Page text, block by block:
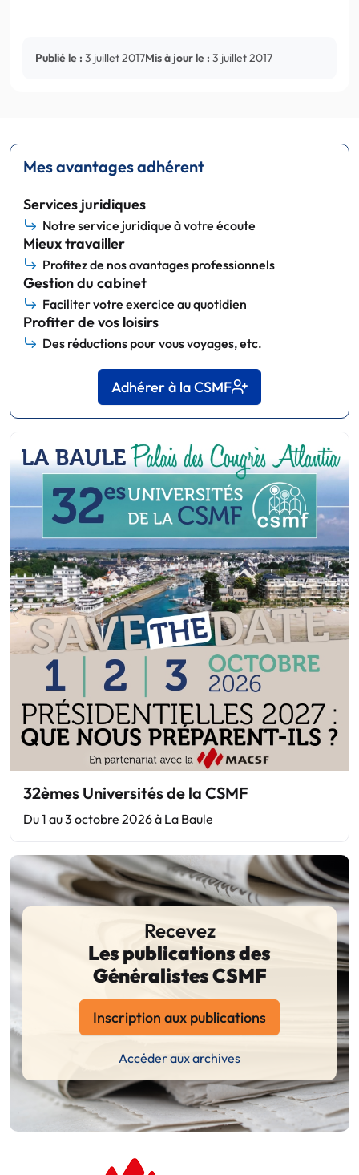
Publié le : 3 juillet 2017Mis à jour le : 3 juillet 2017
Mes avantages adhérent
Services juridiques
Notre service juridique à votre écoute
Mieux travailler
Profitez de nos avantages professionnels
Gestion du cabinet
Faciliter votre exercice au quotidien
Profiter de vos loisirs
Des réductions pour vous voyages, etc.
Adhérer à la CSMF
32èmes Universités de la CSMF
Du 1 au 3 octobre 2026 à La Baule
Recevez
Les publications des
Généralistes CSMF
Inscription aux publications
Accéder aux archives